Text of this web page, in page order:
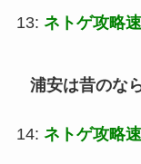
13: ネトゲ攻略
浦安は昔のな
14: ネトゲ攻略